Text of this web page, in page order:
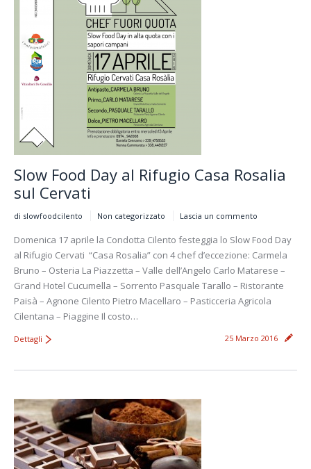
Slow Food Day al Rifugio Casa Rosalia
sul Cervati
di slowfoodcilento Non categorizzato Lascia un commento
Domenica 17 aprile la Condotta Cilento festeggia lo Slow Food Day
al Rifugio Cervati “Casa Rosalia” con 4 chef d’eccezione: Carmela
Bruno – Osteria La Piazzetta – Valle dell’Angelo Carlo Matarese –
Grand Hotel Cucumella – Sorrento Pasquale Tarallo – Ristorante
Paisà – Agnone Cilento Pietro Macellaro – Pasticceria Agricola
Cilentana – Piaggine Il costo…
25 Marzo 2016
Dettagli